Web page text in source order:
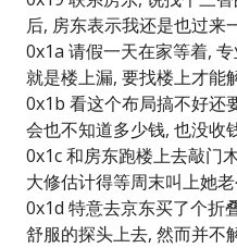
后, 房东表示我还是也过来
0x1a 请假一天在家等着,
就是楼上漏, 要找楼上才能
0x1b 看这个布局搞不好还
会也不知道多少钱, 也没收
0x1c 和房东跑楼上去敲门
大修估计得等周末叫上她
0x1d 特意去京东买了个折
舒服的探头上去, 然而并不